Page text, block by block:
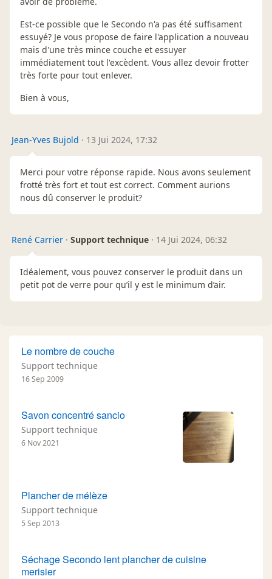
Est-ce possible que le Secondo n'a pas été suffisament
essuyé? Je vous propose de faire l'application a nouveau
mais d'une très mince couche et essuyer
immédiatement tout l'excèdent. Vous allez devoir frotter
très forte pour tout enlever.
Bien à vous,
Jean-Yves Bujold · 13 Jui 2024, 17:32
Merci pour votre réponse rapide. Nous avons seulement
frotté très fort et tout est correct. Comment aurions
nous dû conserver le produit?
René Carrier · Support technique · 14 Jui 2024, 06:32
Idéalement, vous pouvez conserver le produit dans un
petit pot de verre pour qu’il y est le minimum d’air.
Le nombre de couche
Support technique
16 Sep 2009
Savon concentré sancio
Support technique
6 Nov 2021
Plancher de mélèze
Support technique
5 Sep 2013
Séchage Secondo lent plancher de cuisine
merisier